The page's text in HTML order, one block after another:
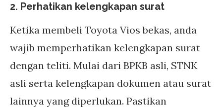
2. Perhatikan kelengkapan surat
Ketika membeli Toyota Vios bekas, anda
wajib memperhatikan kelengkapan surat
dengan teliti. Mulai dari BPKB asli, STNK
asli serta kelengkapan dokumen atau surat
lainnya yang diperlukan. Pastikan